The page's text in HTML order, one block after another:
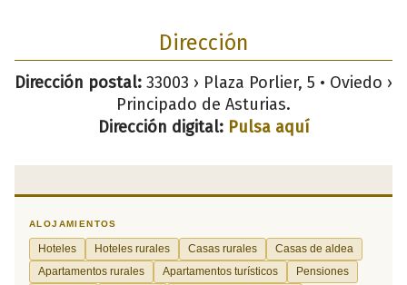
Dirección
Dirección postal: 33003 › Plaza Porlier, 5 • Oviedo ›
Principado de Asturias.
Dirección digital: Pulsa aquí